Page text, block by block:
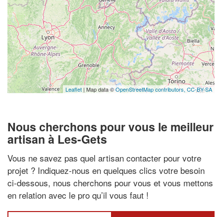
Leaflet| Map data ©OpenStreetMap contributors, CC-BY-SA
Nous cherchons pour vous le meilleur
artisan à Les-Gets
Vous ne savez pas quel artisan contacter pour votre
projet ? Indiquez-nous en quelques clics votre besoin
ci-dessous, nous cherchons pour vous et vous mettons
en relation avec le pro qu’il vous faut !